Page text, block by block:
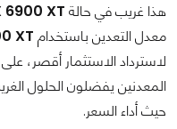
هذا غريب في حالة 6900 XT
معدل التعدين باستخدام XT
لاسترداد الاستثمار أقصر،
المعدنين يفضلون الحلول
حيث أداء السعر.